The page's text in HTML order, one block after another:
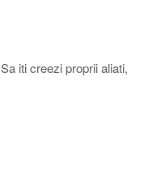
Sa iti creezi proprii aliati,